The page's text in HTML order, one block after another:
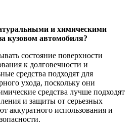
и химическими
кузовом автомобиля?
состояние поверхности
к долговечности и
средства подходят для
ухода, поскольку они
средства лучше подходят
и защиты от серьезных
аккуратного использования и